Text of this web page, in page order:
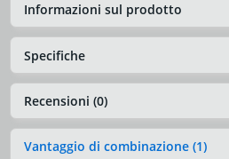
Informazioni sul prodotto
Specifiche
Recensioni (0)
Vantaggio di combinazione (1)